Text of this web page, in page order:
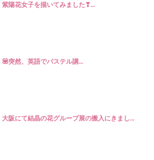
紫陽花女子を描いてみました❣...
💟突然、英語でパステル講...
大阪にて結晶の花グループ展の搬入にきまし...